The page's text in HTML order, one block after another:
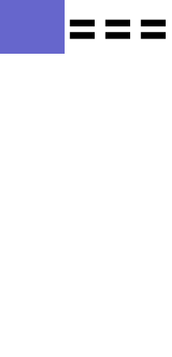
〓〓